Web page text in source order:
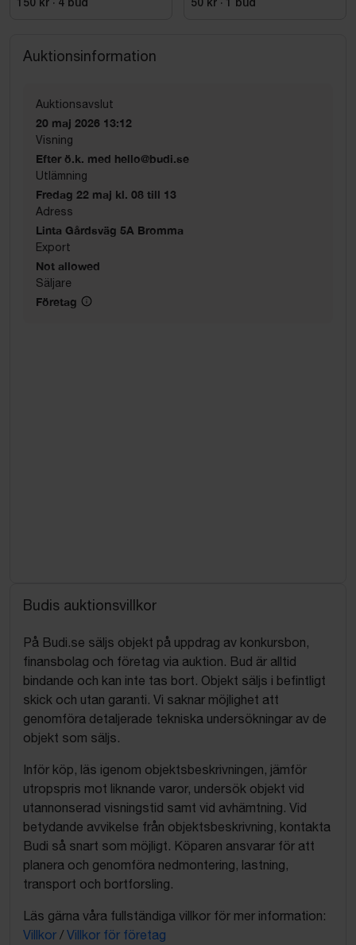
150 kr · 4 bud 50 kr · bud
Auktionsinformation
Auktionsavslut
20 maj 2026 13:12
Visning
Efter ö.k. med hello@budi.se
Utlämning
Fredag 22 maj kl. 08 till 13
Adress
Linta Gårdsväg 5A Bromma
Export
Not allowed
Säljare
Företag
Budis auktionsvillkor
På Budi.se säljs objekt på uppdrag av konkursbon,
finansbolag och företag via auktion. Bud är alltid
bindande och kan inte tas bort. Objekt säljs i befintligt
skick och utan garanti. Vi saknar möjlighet att
genomföra detaljerade tekniska undersökningar av de
objekt som säljs.
Inför köp, läs igenom objektsbeskrivningen, jämför
utropspris mot liknande varor, undersök objekt vid
utannonserad visningstid samt vid avhämtning. Vid
betydande avvikelse från objektsbeskrivning, kontakta
Budi så snart som möjligt. Köparen ansvarar för att
planera och genomföra nedmontering, lastning,
transport och bortforsling.
Läs gärna våra fullständiga villkor för mer information:
Villkor / Villkor för företag